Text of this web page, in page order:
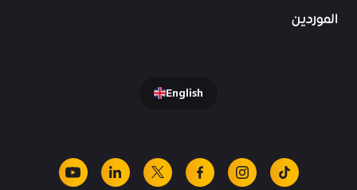
الموردين
English
tiktok
instagram
facebook
x
linkedin
youtube